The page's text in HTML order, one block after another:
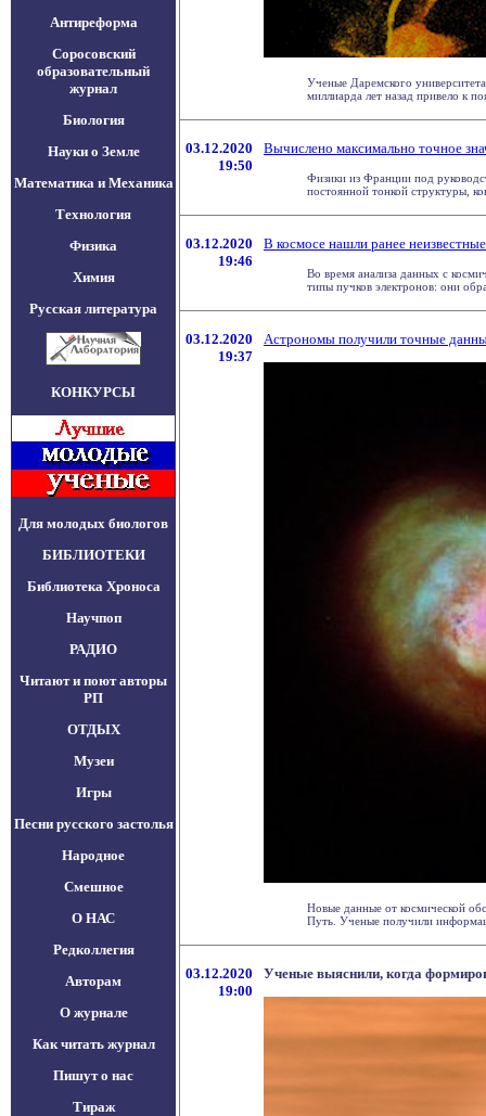
Антиреформа
Соросовский
образовательный
журнал
Биология
Науки о Земле
Математика и Механика
Технология
Физика
Химия
Русская литература
КОНКУРСЫ
Для молодых биологов
БИБЛИОТЕКИ
Библиотека Хроноса
Научпоп
РАДИО
Читают и поют авторы
РП
ОТДЫХ
Музеи
Игры
Песни русского застолья
Народное
Смешное
О НАС
Редколлегия
Авторам
О журнале
Как читать журнал
Пишут о нас
Тираж
Ученые Даремского
миллиарда лет назад привело к
03.12.2020
19:50
Вычислено максимально точное
Физики из Франции под
постоянной тонкой структуры,
03.12.2020
19:46
В космосе нашли ранее
Во время анализа данных с
типы пучков электронов: они
03.12.2020
19:37
Астрономы получили точные
Новые данные от космической
Путь. Ученые получили
03.12.2020
19:00
Ученые выяснили, когда